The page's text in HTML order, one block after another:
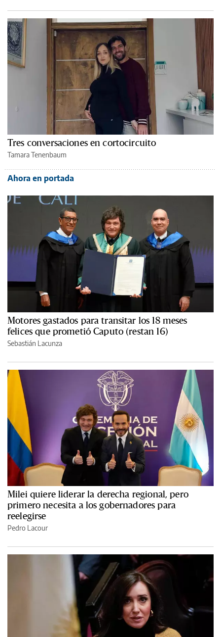
Tres conversaciones en cortocircuito
Tamara Tenenbaum
Ahora en portada
Motores gastados para transitar los 18 meses
felices que prometió Caputo (restan 16)
Sebastián Lacunza
Milei quiere liderar la derecha regional, pero
primero necesita a los gobernadores para
reelegirse
Pedro Lacour